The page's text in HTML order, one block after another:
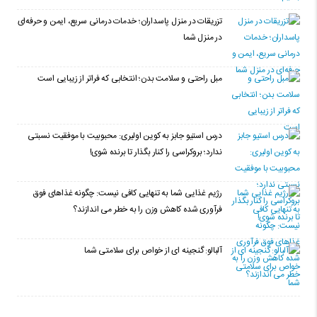
تزریقات در منزل پاسداران؛ خدمات درمانی سریع، ایمن و حرفه‌ای
در منزل شما
مبل راحتی و سلامت بدن؛ انتخابی که فراتر از زیبایی است
درس استیو جابز به کوین اولیری: محبوبیت با موفقیت نسبتی
ندارد؛ بروکراسی را کنار بگذار تا برنده شوی!
رژیم غذایی شما به تنهایی کافی نیست: چگونه غذاهای فوق
فرآوری شده کاهش وزن را به خطر می اندازند؟
آلبالو: گنجینه ای از خواص برای سلامتی شما